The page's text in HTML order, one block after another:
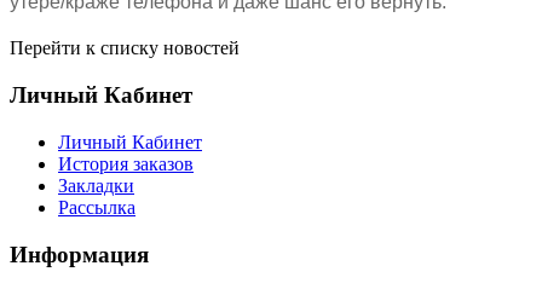
Перейти к списку новостей
Личный Кабинет
Личный Кабинет
История заказов
Закладки
Рассылка
Информация